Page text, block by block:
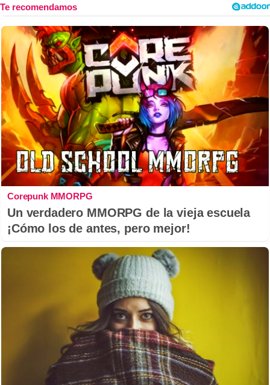
Corepunk MMORPG
Un verdadero MMORPG de la vieja escuela
¡Cómo los de antes, pero mejor!